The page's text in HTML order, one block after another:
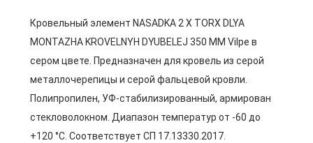
Кровельный элемент NASADKA 2 X TORX DLYA
MONTAZHA KROVELNYH DYUBELEJ 350 MM Vilpe в
сером цвете. Предназначен для кровель из серой
металлочерепицы и серой фальцевой кровли.
Полипропилен, УФ-стабилизированный, армирован
стекловолокном. Диапазон температур от -60 до
+120 °C. Соответствует СП 17.13330.2017.